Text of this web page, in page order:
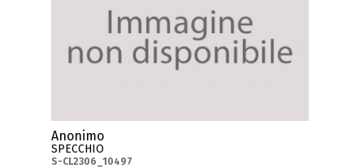
Anonimo
SPECCHIO
S-CL2306_10497